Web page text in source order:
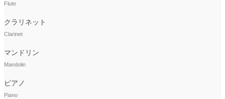
Flute
クラリネット
Clarinet
マンドリン
Mandolin
ピアノ
Piano